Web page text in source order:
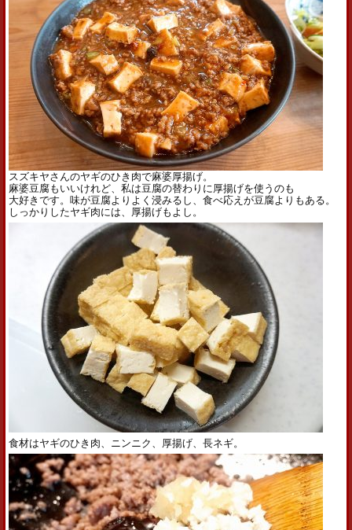
スズキヤさんのヤギのひき肉で麻婆厚揚げ。
麻婆豆腐もいいけれど、私は豆腐の替わりに厚揚げを使うのも
大好きです。味が豆腐よりよく浸みるし、食べ応えが豆腐よりもある。
しっかりしたヤギ肉には、厚揚げもよし。
食材はヤギのひき肉、ニンニク、厚揚げ、長ネギ。